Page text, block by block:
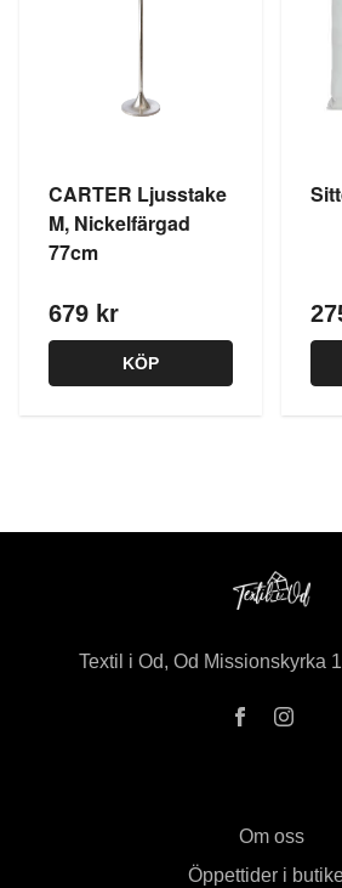
CARTER Ljusstake
M, Nickelfärgad
77cm
679 kr
KÖP
Textil i Od, Od Missionskyrka
Om oss
Öppettider i